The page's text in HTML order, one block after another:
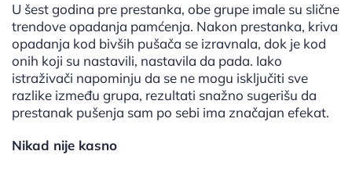
U šest godina pre prestanka, obe grupe imale su slične
trendove opadanja pamćenja. Nakon prestanka, kriva
opadanja kod bivših pušača se izravnala, dok je kod
onih koji su nastavili, nastavila da pada. Iako
istraživači napominju da se ne mogu isključiti sve
razlike između grupa, rezultati snažno sugerišu da
prestanak pušenja sam po sebi ima značajan efekat.
Nikad nije kasno